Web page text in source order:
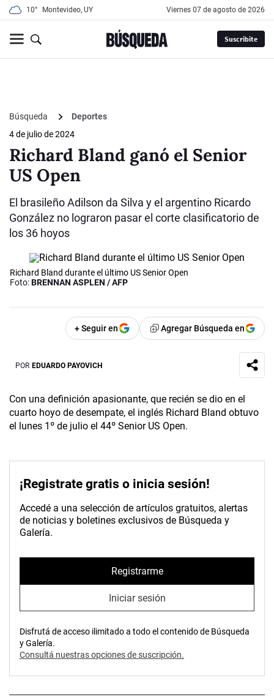
10° Montevideo, UY viernes 07 de agosto de 2026
Suscribite
Búsqueda
Deportes
4 de julio de 2024
Richard Bland ganó el Senior
US Open
El brasileño Adilson da Silva y el argentino Ricardo
González no lograron pasar el corte clasificatorio de
los 36 hoyos
Richard Bland durante el último US Senior Open
Foto:BRENNAN ASPLEN / AFP
+ Seguir en Agregar Búsqueda en
POR EDUARDO PAYOVICH
Con una definición apasionante, que recién se dio en el
cuarto hoyo de desempate, el inglés Richard Bland obtuvo
el lunes 1º de julio el 44º Senior US Open.
¡Registrate gratis o inicia sesión!
Accedé a una selección de artículos gratuitos, alertas
de noticias y boletines exclusivos de Búsqueda y
Galería.
Registrarme
Iniciar sesión
Disfrutá de acceso ilimitado a todo el contenido de Búsqueda
y Galería.
Consultá nuestras opciones de suscripción.